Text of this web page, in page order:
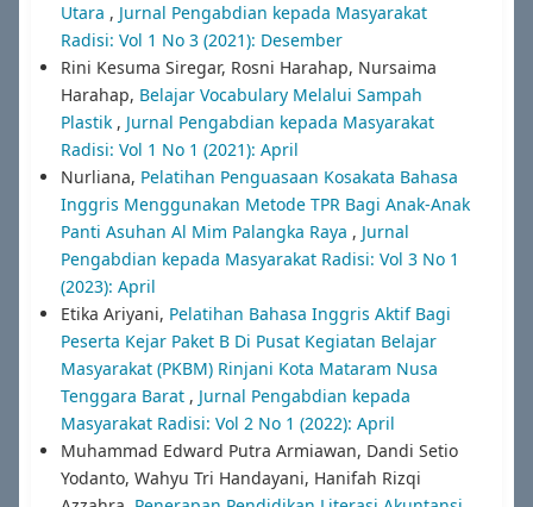
Utara , Jurnal Pengabdian kepada Masyarakat
Radisi: Vol 1 No 3 (2021): Desember
Rini Kesuma Siregar, Rosni Harahap, Nursaima
Harahap, Belajar Vocabulary Melalui Sampah
Plastik , Jurnal Pengabdian kepada Masyarakat
Radisi: Vol 1 No 1 (2021): April
Nurliana, Pelatihan Penguasaan Kosakata Bahasa
Inggris Menggunakan Metode TPR Bagi Anak-Anak
Panti Asuhan Al Mim Palangka Raya , Jurnal
Pengabdian kepada Masyarakat Radisi: Vol 3 No 1
(2023): April
Etika Ariyani, Pelatihan Bahasa Inggris Aktif Bagi
Peserta Kejar Paket B Di Pusat Kegiatan Belajar
Masyarakat (PKBM) Rinjani Kota Mataram Nusa
Tenggara Barat , Jurnal Pengabdian kepada
Masyarakat Radisi: Vol 2 No 1 (2022): April
Muhammad Edward Putra Armiawan, Dandi Setio
Yodanto, Wahyu Tri Handayani, Hanifah Rizqi